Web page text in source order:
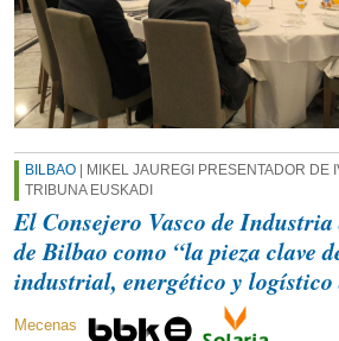
BILBAO | MIKEL JAUREGI PRESENTADOR DE
TRIBUNA EUSKADI
El Consejero Vasco de
de Bilbao como “la pieza clave
industrial, energético y logístico
Mecenas